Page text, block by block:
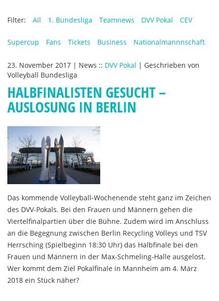
Filter: All 1. Bundesliga Teamnews DVV Pokal CEV
Supercup Fans Tickets Business Nationalmannnschaft
23. November 2017 | News :: DVV Pokal | Geschrieben von
Volleyball Bundesliga
HALBFINALISTEN GESUCHT –
AUSLOSUNG IN BERLIN
Das kommende Volleyball-Wochenende steht ganz im Zeichen
des DVV-Pokals. Bei den Frauen und Männern gehen die
Viertelfinalpartien über die Bühne. Zudem wird im Anschluss
an die Begegnung zwischen Berlin Recycling Volleys und TSV
Herrsching (Spielbeginn 18:30 Uhr) das Halbfinale bei den
Frauen und Männern in der Max-Schmeling-Halle ausgelost.
Wer kommt dem Ziel Pokalfinale in Mannheim am 4. März
2018 ein Stück näher?